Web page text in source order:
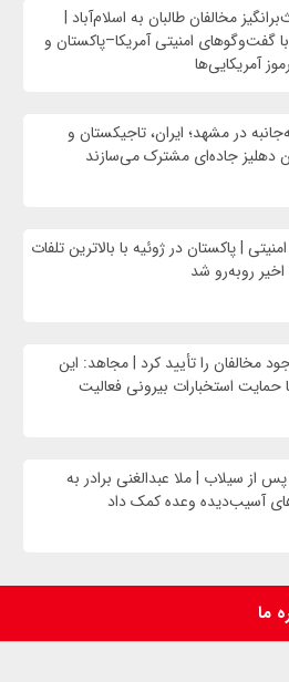
مخالفان طالبان به اسلام‌آباد |
گفت‌وگوهای امنیتی آمریکا–پاکستان و
آمریکایی‌ها
در مشهد؛ ایران، تاجیکستان و
دهلیز جاده‌ای مشترک می‌سازند
| پاکستان در ژوئیه با بالاترین تلفات
روبه‌رو شد
مخالفان را تأیید کرد | مجاهد: این
حمایت استخبارات بیرونی فعالیت
از سیلاب | ملا عبدالغنی برادر به
آسیب‌دیده وعده کمک داد
ما